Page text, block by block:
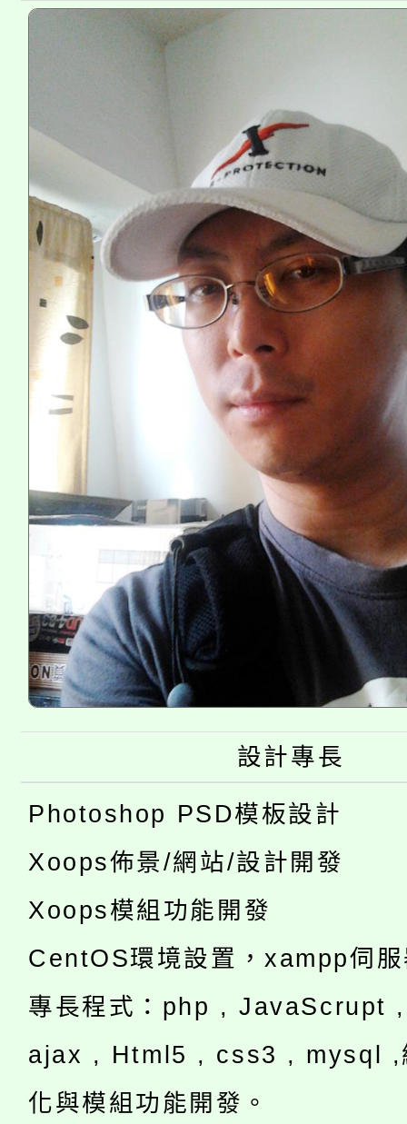
博覽會」之「藝術教育
設計專長
Photoshop PSD模板設計
Xoops佈景/網站/設計開發
Xoops模組功能開發
CentOS環境設置，xampp伺
專長程式：php , JavaScrupt
ajax , Html5 , css3 , mysql ,
化與模組功能開發。